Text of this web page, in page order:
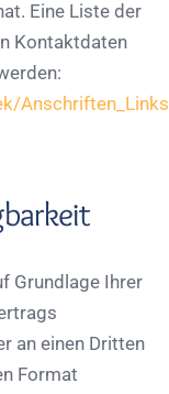
Eine Liste der
Kontaktdaten
Grundlage Ihrer
an einen Dritten
Format